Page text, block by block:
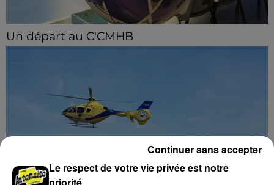
Un départ au C'CMHB
Le respect de votre vie privée est notre
priorité
Continuer sans accepter